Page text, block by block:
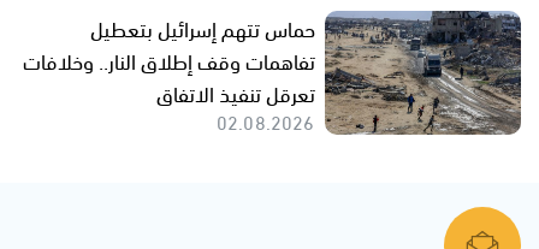
حماس تتهم إسرائيل بتعطيل
تفاهمات وقف إطلاق النار.. وخلافات
تعرقل تنفيذ الاتفاق
02.08.2026